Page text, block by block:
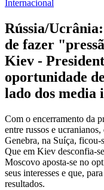
Internacional
Rússia/
de fazer
Kiev -
oportunidade
lado dos media
Com o encerramento da
entre russos e
Genebra, na Suíça, ficou-
Que em Kiev desconfia-
Moscovo aposta-se no
seus interesses e que,
resultados.